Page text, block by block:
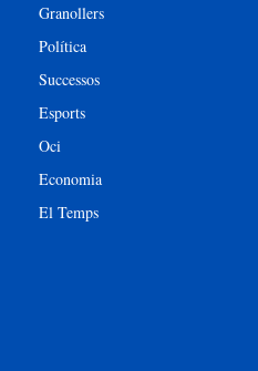
Granollers
Política
Successos
Esports
Oci
Economia
El Temps